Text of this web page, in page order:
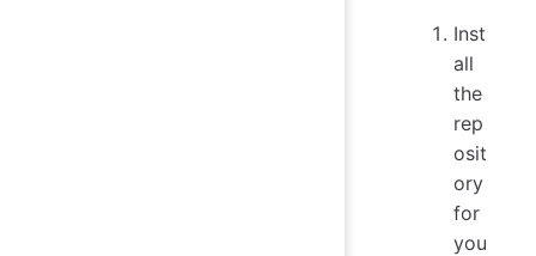
Inst
all
the
rep
osit
ory
for
you